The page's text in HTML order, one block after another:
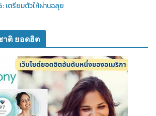
เตรียมตัวให้ผ่านฉลุย
าติ ยอดฮิต